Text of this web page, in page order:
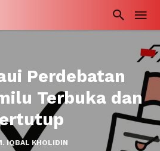
Perdebatan
Terbuka dan
IQBAL KHOLIDIN